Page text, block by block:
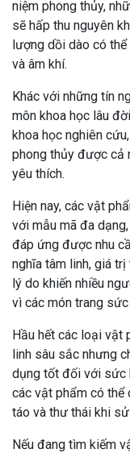
niệm phong thủy,
sẽ hấp thu nguyên
lượng dồi dào có
và âm khí.
Khác với những tín
môn khoa học lâu
khoa học nghiên
phong thủy được cả
yêu thích.
Hiện nay, các vật
với mẫu mã đa
đáp ứng được nhu
nghĩa tâm linh, giá
lý do khiến nhiều
vì các món trang
Hầu hết các loại vật
linh sâu sắc nhưng
dụng tốt đối với sức
các vật phẩm có thể
táo và thư thái khi
Nếu đang tìm kiếm